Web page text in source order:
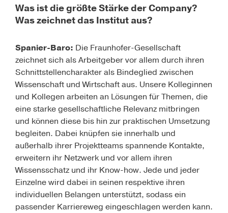
Was ist die größte Stärke der Company?
Was zeichnet das Institut aus?
Spanier-Baro: Die Fraunhofer-Gesellschaft
zeichnet sich als Arbeitgeber vor allem durch ihren
Schnittstellencharakter als Bindeglied zwischen
Wissenschaft und Wirtschaft aus. Unsere Kolleginnen
und Kollegen arbeiten an Lösungen für Themen, die
eine starke gesellschaftliche Relevanz mitbringen
und können diese bis hin zur praktischen Umsetzung
begleiten. Dabei knüpfen sie innerhalb und
außerhalb ihrer Projektteams spannende Kontakte,
erweitern ihr Netzwerk und vor allem ihren
Wissensschatz und ihr Know-how. Jede und jeder
Einzelne wird dabei in seinen respektive ihren
individuellen Belangen unterstützt, sodass ein
passender Karriereweg eingeschlagen werden kann.